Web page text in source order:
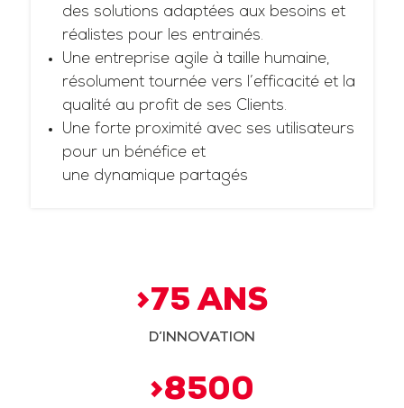
des solutions adaptées aux besoins et
réalistes pour les entrainés.
Une entreprise agile à taille humaine,
résolument tournée vers l’efficacité et la
qualité au profit de ses Clients.
Une forte proximité avec ses utilisateurs
pour un bénéfice et
une dynamique partagés
>75 ANS
D’INNOVATION
>8500